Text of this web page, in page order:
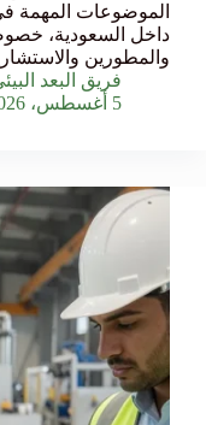
الموضوعات المهمة
داخل السعودية،
والمطورين
فريق البعد
5 أغسطس، 2026